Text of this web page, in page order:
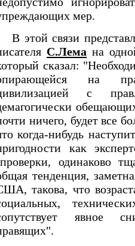
мер.
В этой связи
С.Лема на
сказал:
на
с
ничего, будет все
когда-нибудь
как
одинаково
тенденция,
такова, что
явное